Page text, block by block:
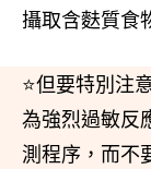
攝取含麩質食
⭐但要特別注
為強烈過敏反
測程序，而不